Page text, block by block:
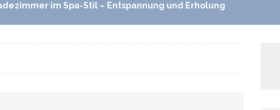
im Spa-Stil – Entspannung und Erholung
schaffen HAUS & GARTEN